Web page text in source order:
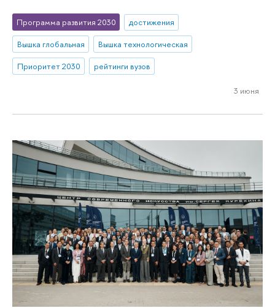
Программа развития 2030
достижения
Вышка глобальная
Вышка технологическая
Приоритет 2030
рейтинги вузов
3 июня